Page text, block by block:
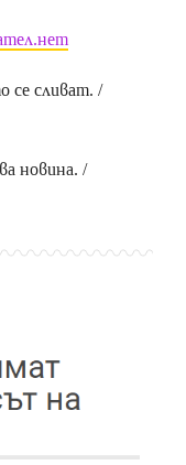
се сливат. /
новина. /